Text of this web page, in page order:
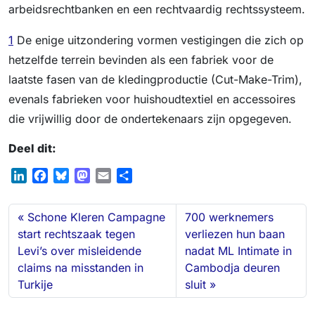
arbeidsrechtbanken en een rechtvaardig rechtssysteem.
1 De enige uitzondering vormen vestigingen die zich op
hetzelfde terrein bevinden als een fabriek voor de
laatste fasen van de kledingproductie (Cut-Make-Trim),
evenals fabrieken voor huishoudtextiel en accessoires
die vrijwillig door de ondertekenaars zijn opgegeven.
Deel dit:
n
k
e
d
I
n
c
e
b
o
o
k
u
e
s
k
y
M
s
t
o
d
o
a
i
l
l
e
n
Schone Kleren Campagne
start rechtszaak tegen
Levi’s over misleidende
claims na misstanden in
Turkije
700 werknemers
verliezen hun baan
nadat ML Intimate in
Cambodja deuren
sluit